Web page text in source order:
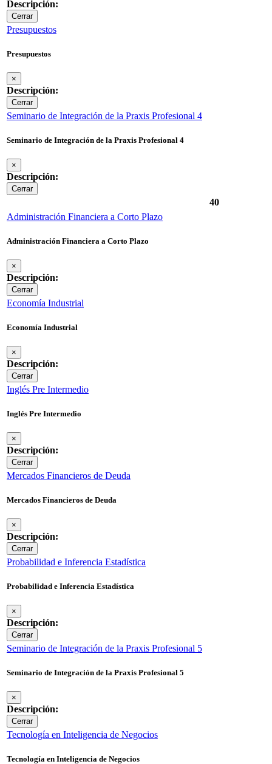
Descripción:
Cerrar
Presupuestos
Presupuestos
×
Descripción:
Cerrar
Seminario de Integración de la Praxis Profesional 4
Seminario de Integración de la Praxis Profesional 4
×
Descripción:
Cerrar
40
Administración Financiera a Corto Plazo
Administración Financiera a Corto Plazo
×
Descripción:
Cerrar
Economía Industrial
Economía Industrial
×
Descripción:
Cerrar
Inglés Pre Intermedio
Inglés Pre Intermedio
×
Descripción:
Cerrar
Mercados Financieros de Deuda
Mercados Financieros de Deuda
×
Descripción:
Cerrar
Probabilidad e Inferencia Estadística
Probabilidad e Inferencia Estadística
×
Descripción:
Cerrar
Seminario de Integración de la Praxis Profesional 5
Seminario de Integración de la Praxis Profesional 5
×
Descripción:
Cerrar
Tecnología en Inteligencia de Negocios
Tecnología en Inteligencia de Negocios